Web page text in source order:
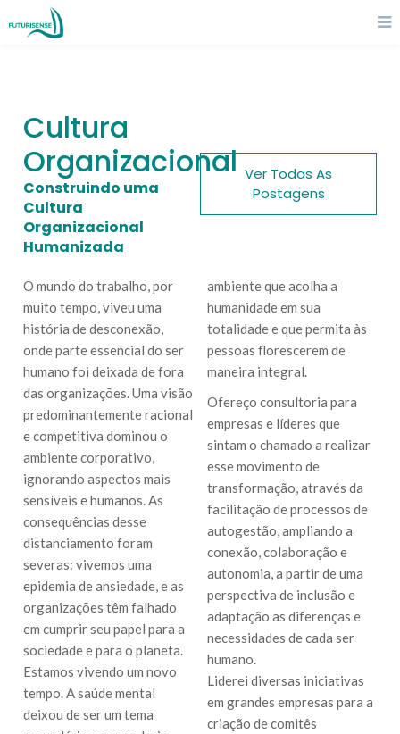
Cultura
Organizacional
Construindo uma
Cultura
Organizacional
Humanizada
Ver Todas As
Postagens
O mundo do trabalho, por
muito tempo, viveu uma
história de desconexão,
onde parte essencial do ser
humano foi deixada de fora
das organizações. Uma visão
predominantemente racional
e competitiva dominou o
ambiente corporativo,
ignorando aspectos mais
sensíveis e humanos. As
consequências desse
distanciamento foram
severas: vivemos uma
epidemia de ansiedade, e as
organizações têm falhado
em cumprir seu papel para a
sociedade e para o planeta.
Estamos vivendo um novo
tempo. A saúde mental
deixou de ser um tema
ambiente que acolha a
humanidade em sua
totalidade e que permita às
pessoas florescerem de
maneira integral.
Ofereço consultoria para
empresas e líderes que
sintam o chamado a realizar
esse movimento de
transformação, através da
facilitação de processos de
autogestão, ampliando a
conexão, colaboração e
autonomia, a partir de uma
perspectiva de inclusão e
adaptação as diferenças e
necessidades de cada ser
humano.
Liderei diversas iniciativas
em grandes empresas para a
criação de comitês